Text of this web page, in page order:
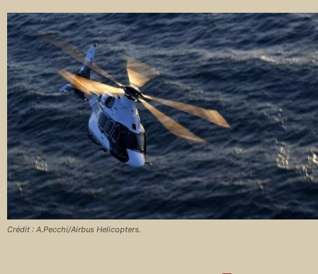
Crédit : A.Pecchi/Airbus Helicopters.